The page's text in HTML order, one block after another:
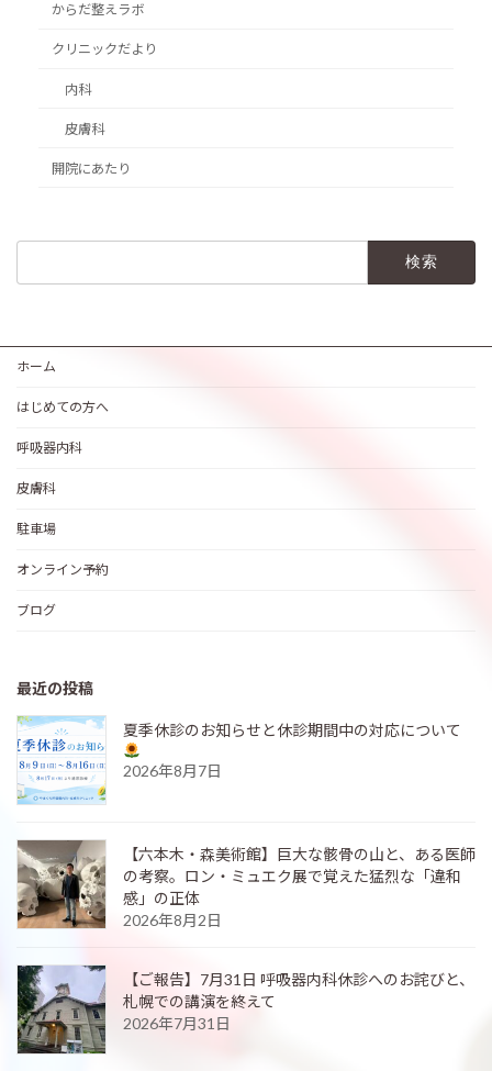
からだ整えラボ
クリニックだより
内科
皮膚科
開院にあたり
ホーム
はじめての方へ
呼吸器内科
皮膚科
駐車場
オンライン予約
ブログ
最近の投稿
夏季休診のお知らせと休診期間中の対応について
2026年8月7日
【六本木・森美術館】巨大な骸骨の山と、ある医師
の考察。ロン・ミュエク展で覚えた猛烈な「違和
感」の正体
2026年8月2日
【ご報告】7月31日 呼吸器内科休診へのお詫びと、
札幌での講演を終えて
2026年7月31日